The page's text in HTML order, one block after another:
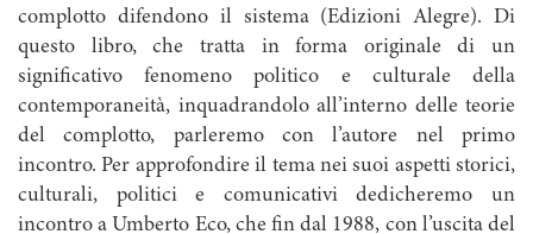
complotto difendono il sistema (Edizioni Alegre). Di
questo libro, che tratta in forma originale di un
significativo fenomeno politico e culturale della
contemporaneità, inquadrandolo all’interno delle teorie
del complotto, parleremo con l’autore nel primo
incontro. Per approfondire il tema nei suoi aspetti storici,
culturali, politici e comunicativi dedicheremo un
incontro a Umberto Eco, che fin dal 1988, con l’uscita del